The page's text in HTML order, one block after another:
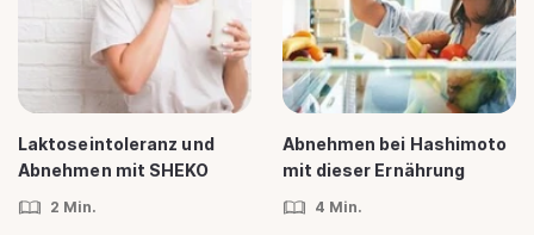
Laktoseintoleranz und
Abnehmen mit SHEKO
2 Min.
Abnehmen bei Hashimoto
mit dieser Ernährung
4 Min.